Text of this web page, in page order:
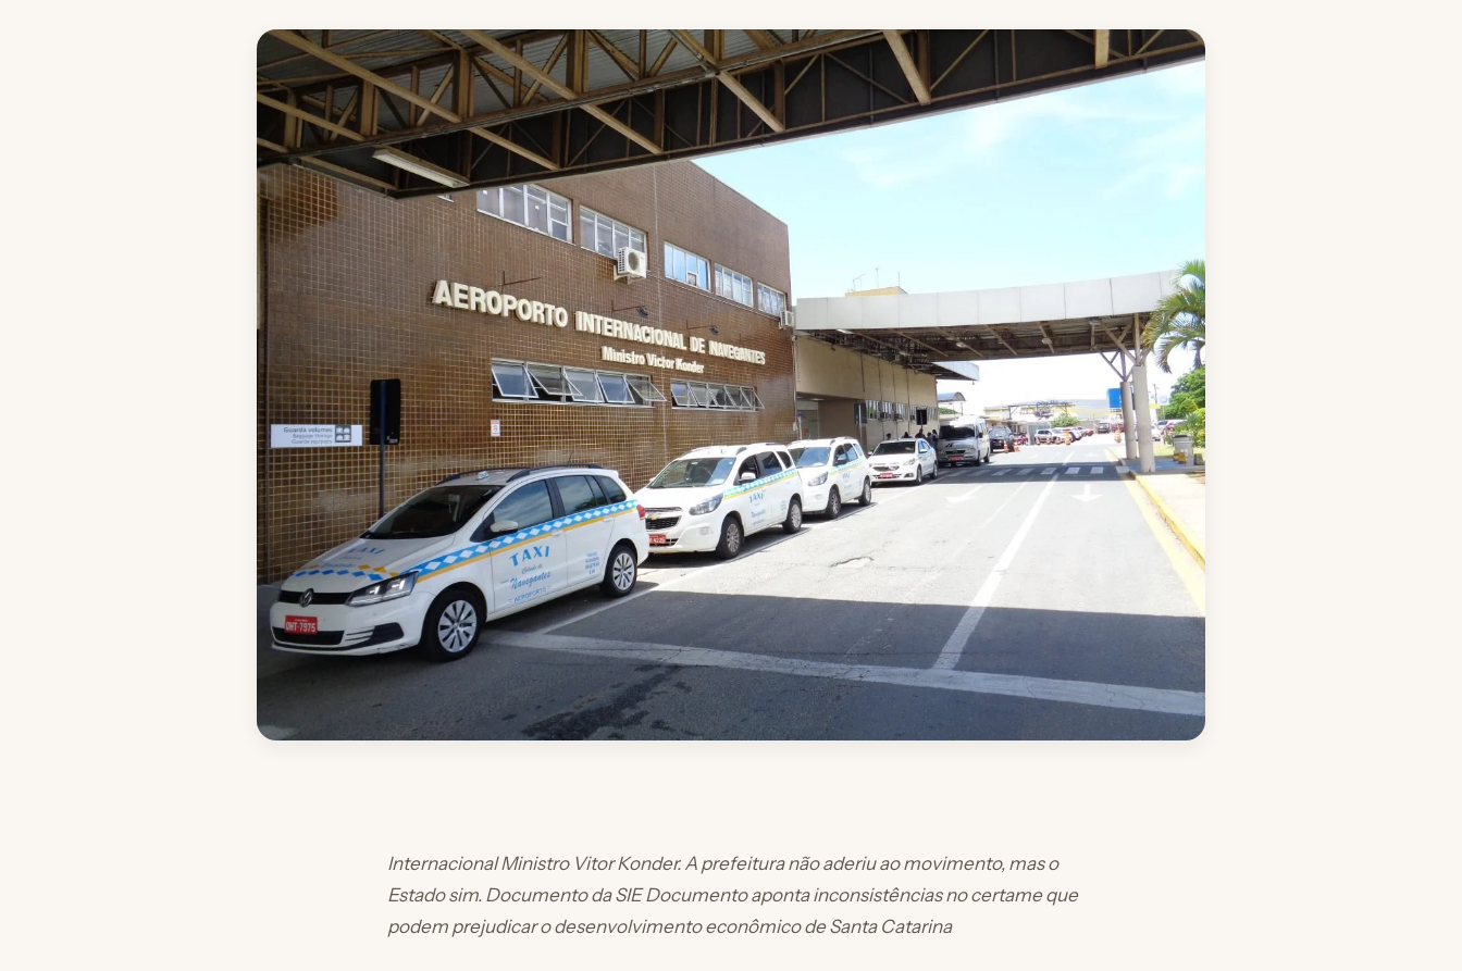
Internacional Ministro Vitor Konder. A prefeitura não aderiu ao movimento, mas o
Estado sim. Documento da SIE Documento aponta inconsistências no certame que
podem prejudicar o desenvolvimento econômico de Santa Catarina